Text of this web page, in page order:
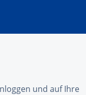
und auf Ihre